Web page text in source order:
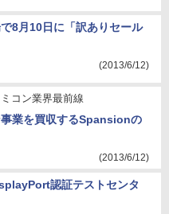
8月10日に「訳ありセール
(2013/6/12)
コン業界最前線
業を買収するSpansionの
(2013/6/12)
認証テストセンタ